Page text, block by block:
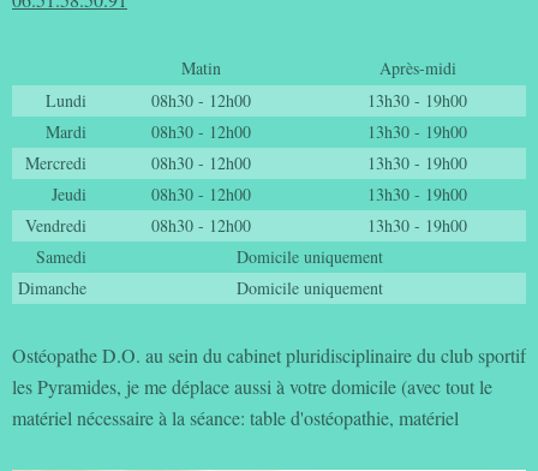
Matin
Après-midi
Lundi
08h30 - 12h00
13h30 - 19h00
Mardi
08h30 - 12h00
13h30 - 19h00
Mercredi
08h30 - 12h00
13h30 - 19h00
Jeudi
08h30 - 12h00
13h30 - 19h00
Vendredi
08h30 - 12h00
13h30 - 19h00
Samedi
Domicile uniquement
Dimanche
Domicile uniquement
Ostéopathe D.O. au sein du cabinet pluridisciplinaire du club sportif
les Pyramides, je me déplace aussi à votre domicile (avec tout le
matériel nécessaire à la séance: table d'ostéopathie, matériel